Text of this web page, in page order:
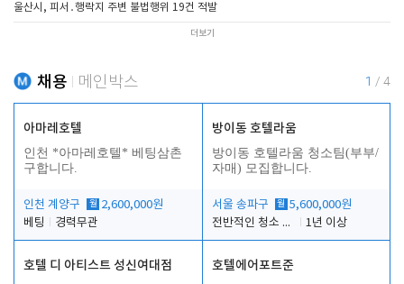
울산시, 피서․행락지 주변 불법행위 19건 적발
더보기
채용 메인박스 1 / 4
아마레호텔
인천 *아마레호텔* 베팅삼촌
구합니다.
인천 계양구 월 2,600,000원
베팅
경력무관
방이동 호텔라움
방이동 호텔라움 청소팀(부부/
자매) 모집합니다.
서울 송파구 월 5,600,000원
전반적인 청소 업무(객실청소.객실정리)
1년 이상
호텔 디 아티스트 성신여대점 호텔에어포트준